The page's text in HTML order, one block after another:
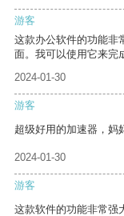
游客
这款办公软件的功能非
面。我可以使用它来完
2024-01-30
游客
超级好用的加速器，妈
2024-01-30
游客
这款软件的功能非常强